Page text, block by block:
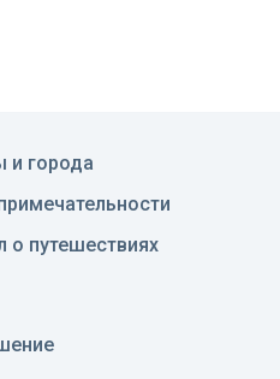
и города
о путешествиях